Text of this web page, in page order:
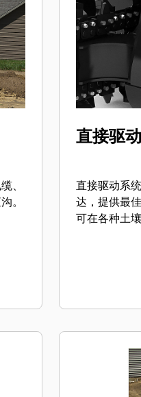
、
。
直接驱
直接驱动系
达，提供最
可在各种土